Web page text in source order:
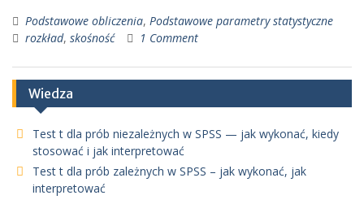
Podstawowe obliczenia, Podstawowe parametry statystyczne
rozkład, skośność 1 Comment
Wiedza
Test t dla prób niezależnych w SPSS — jak wykonać, kiedy
stosować i jak interpretować
Test t dla prób zależnych w SPSS – jak wykonać, jak
interpretować